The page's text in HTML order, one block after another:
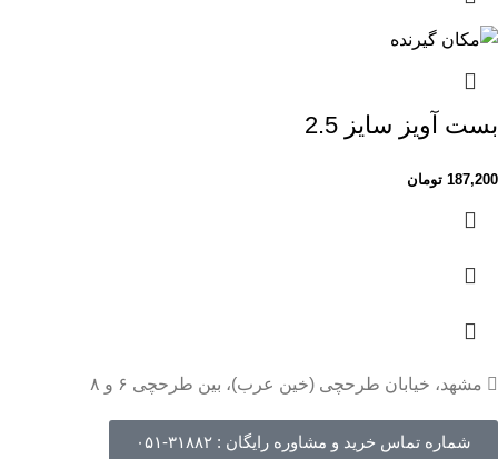
بست آویز سایز 2.5
187,200 تومان
مشهد، خیابان طرحچی (خین عرب)، بین طرحچی ۶ و ۸
شماره تماس خرید و مشاوره رایگان : ۳۱۸۸۲-۰۵۱